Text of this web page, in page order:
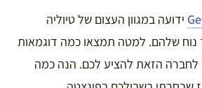
ידועה במגוון העצום של טיוליה
נוח שלהם. למטה תמצאו כמה דוגמאות
הזאת להציע לכם. הנה כמה